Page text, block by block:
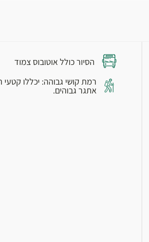
הסיור כולל אוטובוס צמוד
אתגר גבוהים.